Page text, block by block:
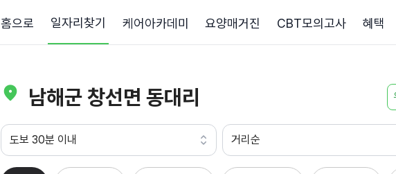
홈으로 일자리찾기 케어아카데미 요양매거진 CBT모의고사 혜택
남해군 창선면 동대리
도보 30분 이내 거리순